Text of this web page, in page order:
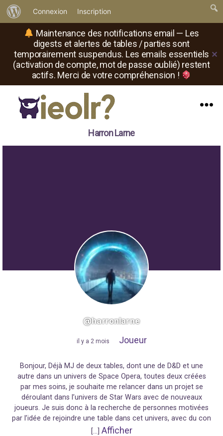
Maintenance des notifications email — Les
digests et alertes de tables / parties sont
temporairement suspendus. Les emails essentiels
(activation de compte, mot de passe oublié) restent
actifs. Merci de votre compréhension !
✕
propos
de
WordPress
Connexion Inscription
où
Harron Larne
@harronlarne
il y a 2 mois Joueur
Bonjour, Déjà MJ de deux tables, dont une de D&D et une
autre dans un univers de Space Opera, toutes deux créées
par mes soins, je souhaite me relancer dans un projet se
déroulant dans l’univers de Star Wars avec de nouveaux
joueurs. Je suis donc à la recherche de personnes motivées
par l’idée de rejoindre une table dans cet univers, avec du con
[…] Afficher